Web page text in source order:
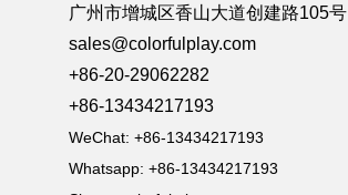
广州市增城区香山大道创建路105号
sales@colorfulplay.com
+86-20-29062282
+86-13434217193
WeChat: +86-13434217193
Whatsapp: +86-13434217193